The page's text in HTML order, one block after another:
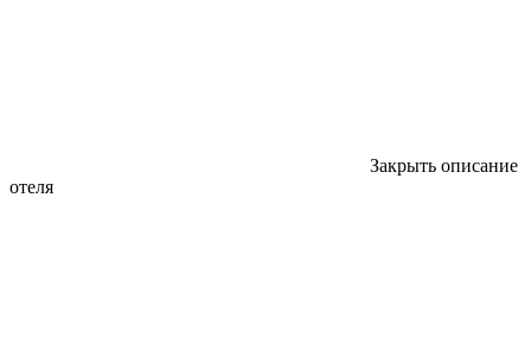
Закрыть описание
отеля